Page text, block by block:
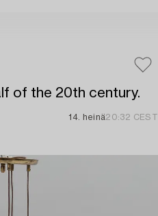
of the 20th century.
14. heinä20:32 CEST